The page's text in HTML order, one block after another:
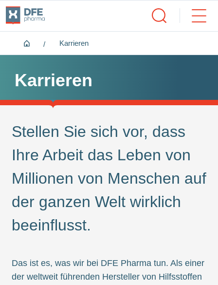
Home Karrieren
Karrieren
Stellen Sie sich vor, dass
Ihre Arbeit das Leben von
Millionen von Menschen auf
der ganzen Welt wirklich
beeinflusst.
Das ist es, was wir bei DFE Pharma tun. Als einer
der weltweit führenden Hersteller von Hilfsstoffen